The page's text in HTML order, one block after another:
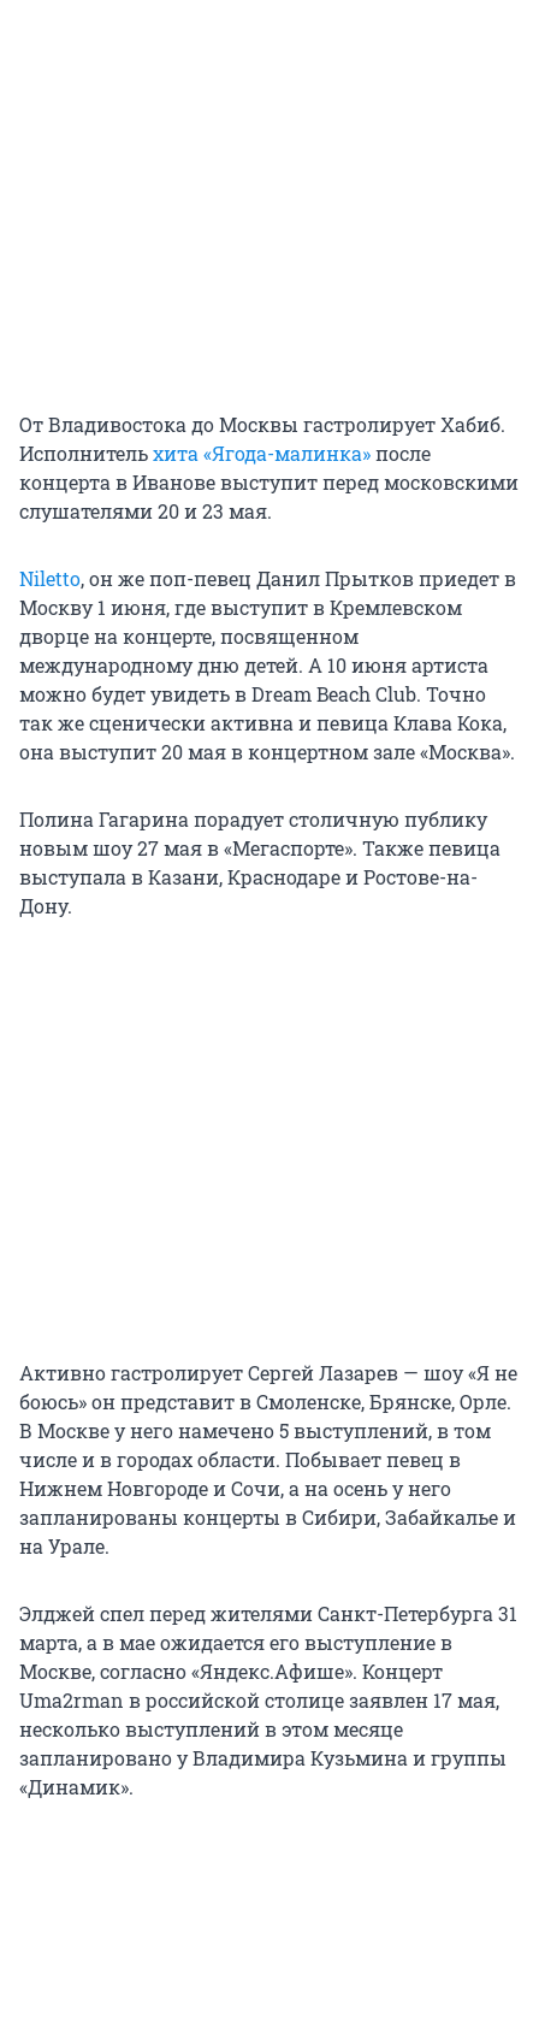
От Владивостока до Москвы гастролирует Хабиб.
Исполнительхита «Ягода-малинка»после
концерта в Иванове выступит перед московскими
слушателями 20 и 23 мая.
Niletto, он же поп-певец Данил Прытков приедет в
Москву 1 июня, где выступит в Кремлевском
дворце на концерте, посвященном
международному дню детей. А 10 июня артиста
можно будет увидеть в Dream Beach Club. Точно
так же сценически активна и певица Клава Кока,
она выступит 20 мая в концертном зале «Москва».
Полина Гагарина порадует столичную публику
новым шоу 27 мая в «Мегаспорте». Также певица
выступала в Казани, Краснодаре и Ростове-на-
Дону.
Активно гастролирует Сергей Лазарев — шоу «Я не
боюсь» он представит в Смоленске, Брянске, Орле.
В Москве у него намечено 5 выступлений, в том
числе и в городах области. Побывает певец в
Нижнем Новгороде и Сочи, а на осень у него
запланированы концерты в Сибири, Забайкалье и
на Урале.
Элджей спел перед жителями Санкт-Петербурга 31
марта, а в мае ожидается его выступление в
Москве, согласно «Яндекс.Афише». Концерт
Uma2rman в российской столице заявлен 17 мая,
несколько выступлений в этом месяце
запланировано у Владимира Кузьмина и группы
«Динамик».